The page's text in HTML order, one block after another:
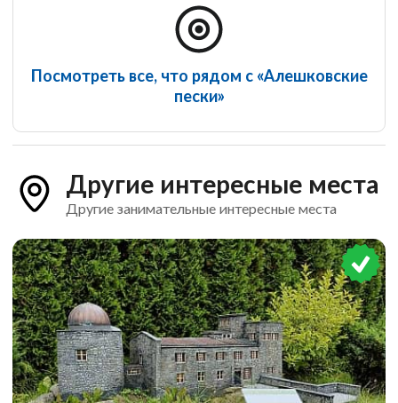
Посмотреть все, что рядом с «Алешковские
пески»
Другие интересные места
Другие занимательные интересные места